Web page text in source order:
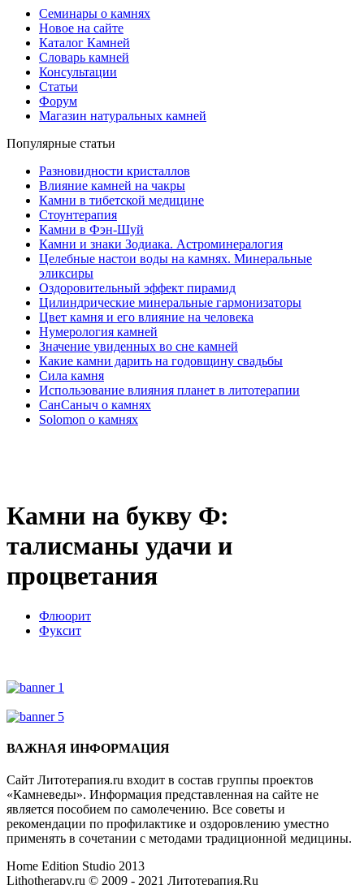
Семинары о камнях
Новое на сайте
Каталог Камней
Словарь камней
Консультации
Статьи
Форум
Магазин натуральных камней
Популярные статьи
Разновидности кристаллов
Влияние камней на чакры
Камни в тибетской медицине
Стоунтерапия
Камни в Фэн-Шуй
Камни и знаки Зодиака. Астроминералогия
Целебные настои воды на камнях. Минеральные
эликсиры
Оздоровительный эффект пирамид
Цилиндрические минеральные гармонизаторы
Цвет камня и его влияние на человека
Нумерология камней
Значение увиденных во сне камней
Какие камни дарить на годовщину свадьбы
Cила камня
Использование влияния планет в литотерапии
СанСаныч о камнях
Solomon о камнях
Камни на букву Ф:
талисманы удачи и
процветания
Флюорит
Фуксит
ВАЖНАЯ ИНФОРМАЦИЯ
Сайт Литотерапия.ru входит в состав группы проектов
«Камневеды». Информация представленная на сайте не
является пособием по самолечению. Все советы и
рекомендации по профилактике и оздоровлению уместно
применять в сочетании с методами традиционной медицины.
Home Edition Studio 2013
Lithotherapy.ru © 2009 - 2021 Литотерапия.Ru